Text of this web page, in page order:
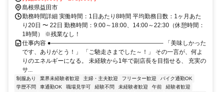
島根県益田市
勤務時間詳細 実働時間：1日あたり8時間 平均勤務日数：1ヶ月あた
り20日 〜 22日 勤務時間：9:00～18:00、14:00～22:30（休憩時間：
1時間） ※残業なし！
仕事内容 ●――――――――――――――――――― 「美味しかった
です、ありがとう！」 「ご馳走さまでした～！」 その一言が、何よ
りのエネルギーになる。 未経験から1年で副店長を目指せる、 充実の
サ...
制服あり 業界未経験者歓迎 主婦・主夫歓迎 フリーター歓迎
バイク通勤OK
学歴不問
車通勤OK 職場見学可 経験不問 未経験者歓迎 午前
経験者歓迎